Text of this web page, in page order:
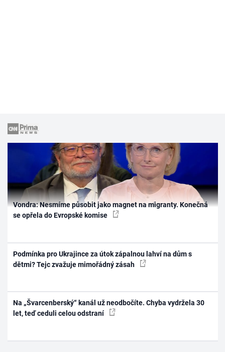
Vondra: Nesmíme působit jako magnet na migranty. Konečná
se opřela do Evropské komise
Podmínka pro Ukrajince za útok zápalnou lahví na dům s
dětmi? Tejc zvažuje mimořádný zásah
Na „Švarcenberský“ kanál už neodbočíte. Chyba vydržela 30
let, teď ceduli celou odstraní